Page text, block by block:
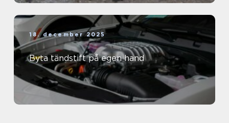
18. december 2025
Byta tändstift på egen hand